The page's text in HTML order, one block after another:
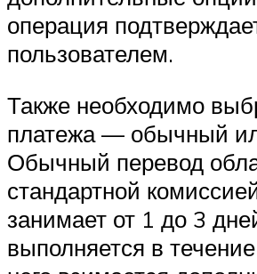
операция
пользователем.
Также необходимо
платежа — обычный
Обычный перевод
стандартной
занимает от 1 до 3
выполняется в